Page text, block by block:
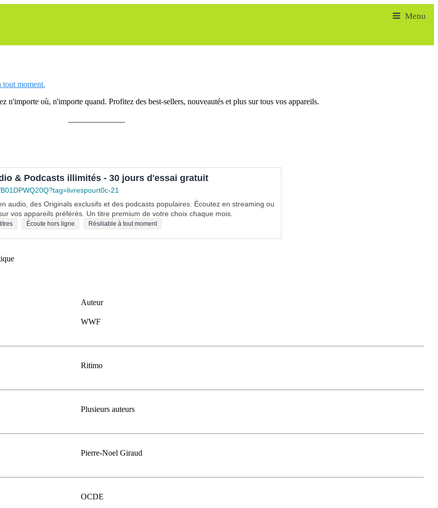
moment.
où, n'importe quand. Profitez des best-sellers, nouveautés et plus sur tous vos appareils.
& Podcasts illimités - 30 jours d'essai gratuit
21
audio, des Originals exclusifs et des podcasts populaires. Écoutez en streaming ou
vos appareils préférés. Un titre premium de votre choix chaque mois.
Écoute hors ligne Résiliable à tout moment
Auteur
WWF
Ritimo
Plusieurs auteurs
Pierre-Noel Giraud
OCDE